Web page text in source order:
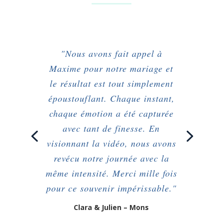
"Nous avons fait appel à
Maxime pour notre mariage et
le résultat est tout simplement
époustouflant. Chaque instant,
chaque émotion a été capturée
avec tant de finesse. En
visionnant la vidéo, nous avons
revécu notre journée avec la
même intensité. Merci mille fois
pour ce souvenir impérissable."
Clara & Julien – Mons